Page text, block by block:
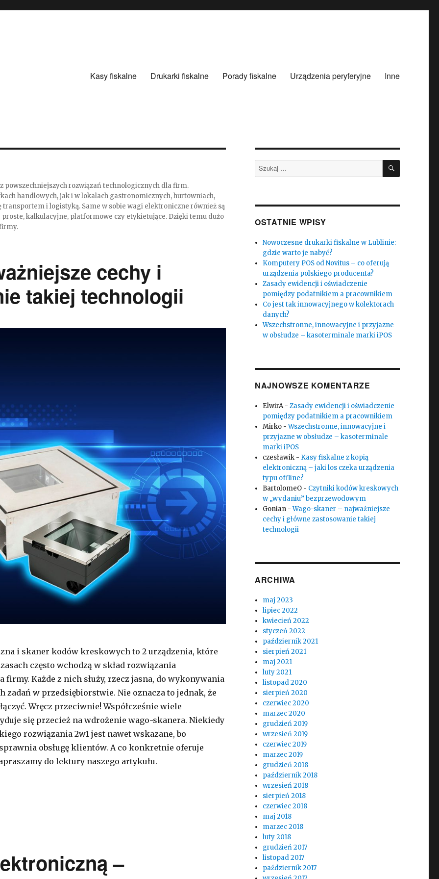
Kasy fiskalne Drukarki fiskalne Porady fiskalne Urządzenia peryferyjne Inne
powszechniejszych rozwiązań technologicznych dla firm.
handlowych, jak i w lokalach gastronomicznych, hurtowniach,
i logistyką. Same w sobie wagi elektroniczne również są
kalkulacyjne, platformowe czy etykietujące. Dzięki temu dużo
cechy i
takiej technologii
i skaner kodów kreskowych to 2 urządzenia, które
często wchodzą w skład rozwiązania
firmy. Każde z nich służy, rzecz jasna, do wykonywania
zadań w przedsiębiorstwie. Nie oznacza to jednak, że
Wręcz przeciwnie! Współcześnie wiele
się przecież na wdrożenie wago-skanera. Niekiedy
rozwiązania 2w1 jest nawet wskazane, bo
obsługę klientów. A co konkretnie oferuje
do lektury naszego artykułu.
skaner – najważniejsze cechy i główne zastosowanie takiej technologii
–
Szukaj: SZUKAJ
OSTATNIE WPISY
Nowoczesne drukarki fiskalne w Lublinie:
gdzie warto je nabyć?
Komputery POS od Novitus – co oferują
urządzenia polskiego producenta?
Zasady ewidencji i oświadczenie
pomiędzy podatnikiem a pracownikiem
Co jest tak innowacyjnego w kolektorach
danych?
Wszechstronne, innowacyjne i przyjazne
w obsłudze – kasoterminale marki iPOS
NAJNOWSZE KOMENTARZE
ElwirA-Zasady ewidencji i oświadczenie
pomiędzy podatnikiem a pracownikiem
Mirko -Wszechstronne, innowacyjne i
przyjazne w obsłudze – kasoterminale
marki iPOS
czesławik - Kasy fiskalne z kopią
elektroniczną – jaki los czeka urządzenia
typu offline?
BartolomeO - Czytniki kodów kreskowych
w „wydaniu” bezprzewodowym
Gonian -Wago-skaner – najważniejsze
cechy i główne zastosowanie takiej
technologii
ARCHIWA
maj 2023
lipiec 2022
kwiecień 2022
styczeń 2022
październik 2021
sierpień 2021
maj 2021
luty 2021
listopad 2020
sierpień 2020
czerwiec 2020
marzec 2020
grudzień 2019
wrzesień 2019
czerwiec 2019
marzec 2019
grudzień 2018
październik 2018
wrzesień 2018
sierpień 2018
czerwiec 2018
maj 2018
marzec 2018
luty 2018
grudzień 2017
listopad 2017
październik 2017